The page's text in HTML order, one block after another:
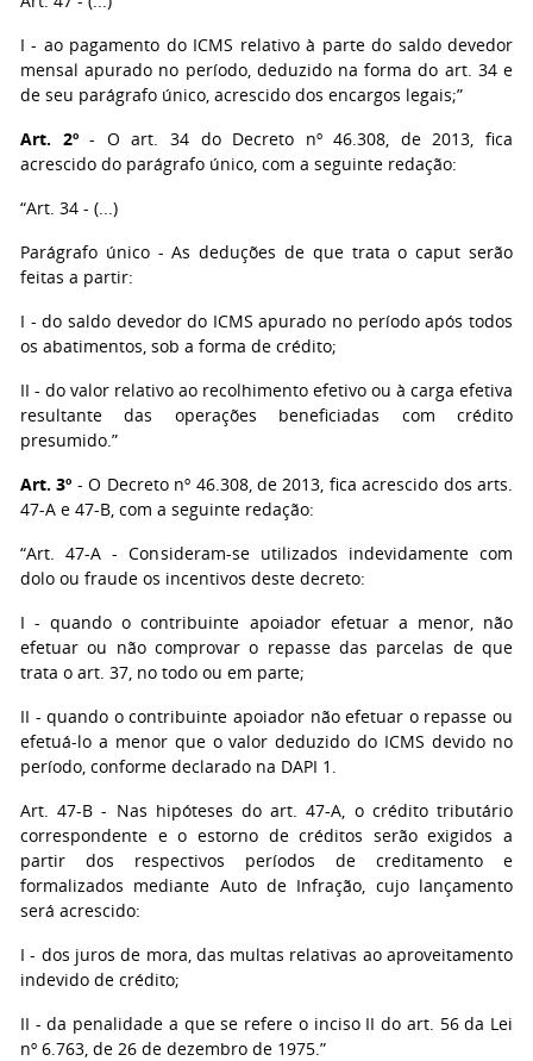
I - ao pagamento do ICMS relativo à parte do saldo devedor
mensal apurado no período, deduzido na forma do art. 34 e
de seu parágrafo único, acrescido dos encargos legais;”
Art. 2º- O art. 34 do Decreto nº 46.308, de 2013, fica
acrescido do parágrafo único, com a seguinte redação:
“Art. 34 - (...)
Parágrafo único - As deduções de que trata o caput serão
feitas a partir:
I - do saldo devedor do ICMS apurado no período após todos
os abatimentos, sob a forma de crédito;
II - do valor relativo ao recolhimento efetivo ou à carga efetiva
resultante das operações beneficiadas com crédito
presumido.”
Art. 3º - O Decreto nº 46.308, de 2013, fica acrescido dos arts.
47-A e 47-B, com a seguinte redação:
“Art. 47-A - Consideram-se utilizados indevidamente com
dolo ou fraude os incentivos deste decreto:
I - quando o contribuinte apoiador efetuar a menor, não
efetuar ou não comprovar o repasse das parcelas de que
trata o art. 37, no todo ou em parte;
II - quando o contribuinte apoiador não efetuar o repasse ou
efetuá-lo a menor que o valor deduzido do ICMS devido no
período, conforme declarado na DAPI 1.
Art. 47-B - Nas hipóteses do art. 47-A, o crédito tributário
correspondente e o estorno de créditos serão exigidos a
partir dos respectivos períodos de creditamento e
formalizados mediante Auto de Infração, cujo lançamento
será acrescido:
I - dos juros de mora, das multas relativas ao aproveitamento
indevido de crédito;
II - da penalidade a que se refere o inciso II do art. 56 da Lei
nº 6.763, de 26 de dezembro de 1975.”